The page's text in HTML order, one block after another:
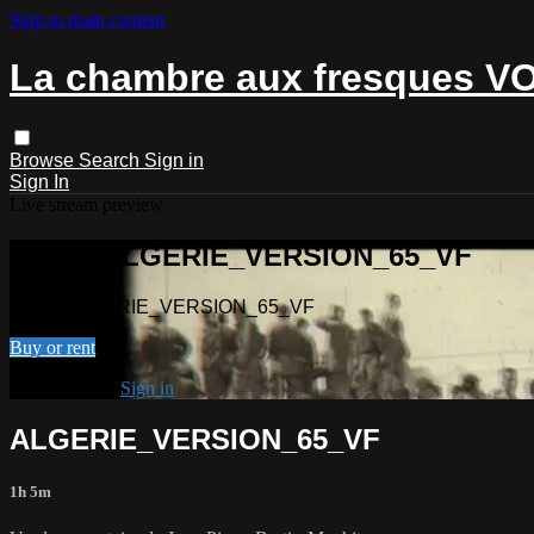
Skip to main content
La chambre aux fresques
Browse Search Sign in
Sign In
Watch ALGERIE_VERSION_65_VF
Watch ALGERIE_VERSION_65_VF
Buy or rent
Sign in
ALGERIE_VERSION_65_VF
1h 5m